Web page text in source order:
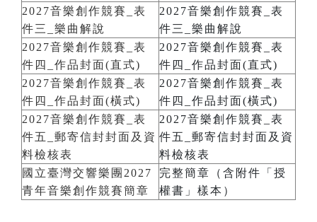
2027音樂創作競賽_表
件三_樂曲解說
2027音樂創作競賽_表
件三_樂曲解說
2027音樂創作競賽_表
件四_作品封面(直式)
2027音樂創作競賽_表
件四_作品封面(直式)
2027音樂創作競賽_表
件四_作品封面(橫式)
2027音樂創作競賽_表
件四_作品封面(橫式)
2027音樂創作競賽_表
件五_郵寄信封封面及資
料檢核表
2027音樂創作競賽_表
件五_郵寄信封封面及資
料檢核表
國立臺灣交響樂團2027
青年音樂創作競賽簡章
完整簡章（含附件「授
權書」樣本）